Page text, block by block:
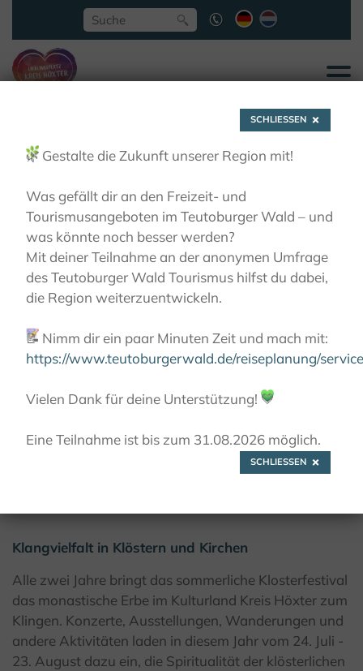
Klosterfestival
2026
KLÖSTER KLOSTERFESTIVAL 2026
Klangvielfalt in Klöstern und Kirchen
Alle zwei Jahre bringt das sommerliche Klosterfestival
das monastische Erbe im Kulturland Kreis Höxter zum
Klingen. Konzerte, Ausstellungen, Wanderungen und
andere Aktivitäten laden in diesem Jahr vom 24. Juli -
23. August dazu ein, die Spiritualität der klösterlichen
SCHLIESSEN
🌿 Gestalte die Zukunft unserer Region mit!
Was gefällt dir an den Freizeit- und
Tourismusangeboten im Teutoburger Wald – und
was könnte noch besser werden?
Mit deiner Teilnahme an der anonymen Umfrage
des Teutoburger Wald Tourismus hilfst du dabei,
die Region weiterzuentwickeln.
📝 Nimm dir ein paar Minuten Zeit und mach mit:
https://www.teutoburgerwald.de/reiseplanung/
Vielen Dank für deine Unterstützung! 💚
Eine Teilnahme ist bis zum 31.08.2026 möglich.
SCHLIESSEN